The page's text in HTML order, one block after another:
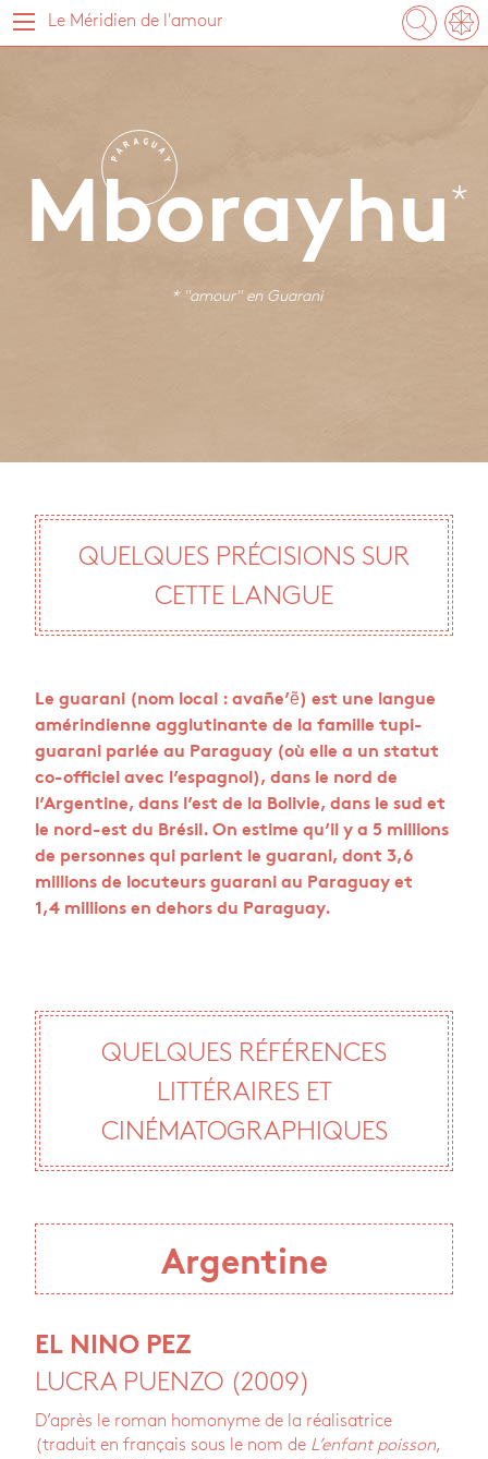
Le Méridien de l'amour
Mborayhu
P
A
R A G U
A
Y
* "amour" en Guarani
QUELQUES PRÉCISIONS SUR
CETTE LANGUE
Le guarani (nom local : avañe’ẽ) est une langue
amérindienne agglutinante de la famille tupi-
guarani parlée au Paraguay (où elle a un statut
co-officiel avec l’espagnol), dans le nord de
l’Argentine, dans l’est de la Bolivie, dans le sud et
le nord-est du Brésil. On estime qu’il y a 5 millions
de personnes qui parlent le guarani, dont 3,6
millions de locuteurs guarani au Paraguay et
1,4 millions en dehors du Paraguay.
QUELQUES RÉFÉRENCES
LITTÉRAIRES ET
CINÉMATOGRAPHIQUES
Argentine
EL NINO PEZ
LUCRA PUENZO (2009)
D’après le roman homonyme de la réalisatrice
(traduit en français sous le nom de L’enfant poisson,